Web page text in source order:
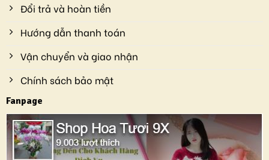
Đổi trả và hoàn tiền
Hướng dẫn thanh toán
Vận chuyển và giao nhận
Chính sách bảo mật
Fanpage